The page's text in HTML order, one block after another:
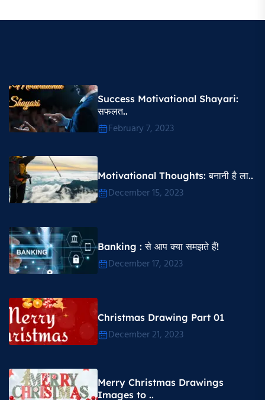
Success Motivational Shayari​:
सफलत..
February 7, 2023
Motivational Thoughts​: बनानी है ला..
December 15, 2023
Banking : से आप क्या समझते हैं!
December 17, 2023
Christmas Drawing Part 01
December 21, 2023
Merry Christmas Drawings
Images to ..